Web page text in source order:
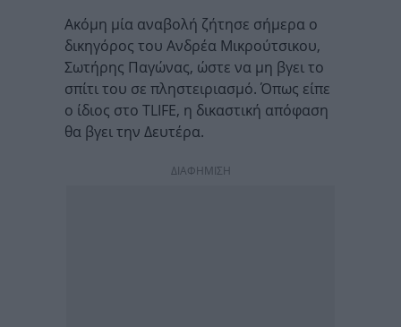
Ακόμη μία αναβολή ζήτησε σήμερα ο
δικηγόρος του Ανδρέα Μικρούτσικου,
Σωτήρης Παγώνας, ώστε να μη βγει το
σπίτι του σε πληστειριασμό. Όπως είπε
ο ίδιος στο TLIFE, η δικαστική απόφαση
θα βγει την Δευτέρα.
ΔΙΑΦΗΜΙΣΗ